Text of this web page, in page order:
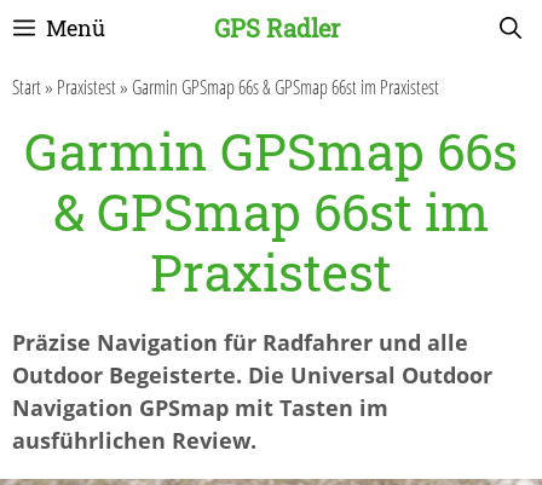
Zum
springen
GPS Radler
Menü
Start» Praxistest» Garmin GPSmap 66s & GPSmap 66st im Praxistest
Garmin GPSmap 66s
& GPSmap 66st im
Praxistest
Präzise Navigation für Radfahrer und alle
Outdoor Begeisterte. Die Universal Outdoor
Navigation GPSmap mit Tasten im
ausführlichen Review.